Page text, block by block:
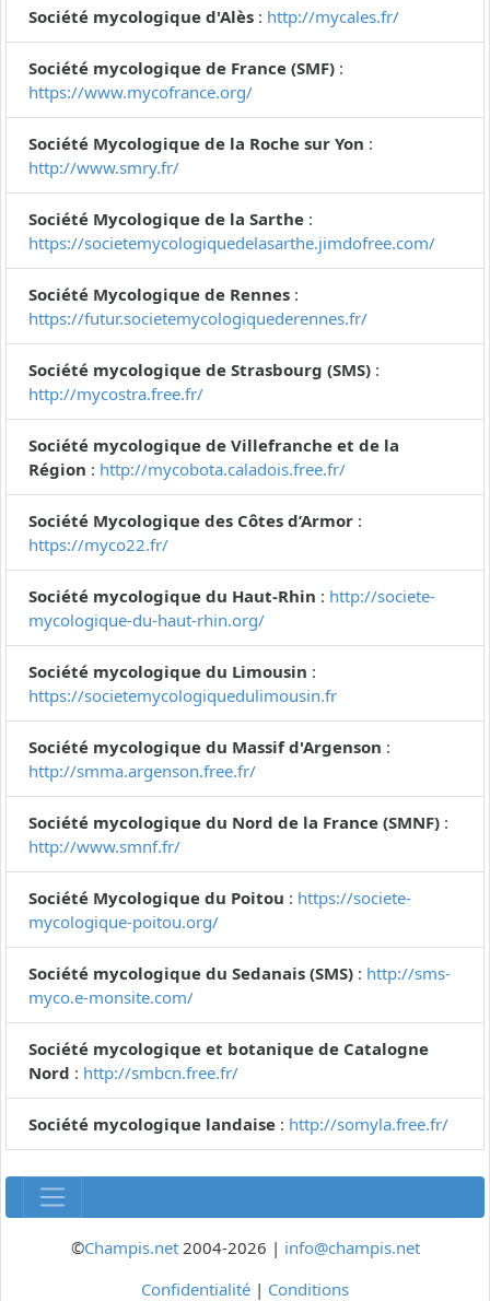
Société mycologique d'Alès : http://mycales.fr/
Société mycologique de France (SMF) :
https://www.mycofrance.org/
Société Mycologique de la Roche sur Yon :
http://www.smry.fr/
Société Mycologique de la Sarthe :
https://societemycologiquedelasarthe.jimdofree.com/
Société Mycologique de Rennes :
https://futur.societemycologiquederennes.fr/
Société mycologique de Strasbourg (SMS) :
http://mycostra.free.fr/
Société mycologique de Villefranche et de la
Région : http://mycobota.caladois.free.fr/
Société Mycologique des Côtes d’Armor :
https://myco22.fr/
Société mycologique du Haut-Rhin : http://societe-
mycologique-du-haut-rhin.org/
Société mycologique du Limousin :
https://societemycologiquedulimousin.fr
Société mycologique du Massif d'Argenson :
http://smma.argenson.free.fr/
Société mycologique du Nord de la France (SMNF) :
http://www.smnf.fr/
Société Mycologique du Poitou : https://societe-
mycologique-poitou.org/
Société mycologique du Sedanais (SMS) : http://sms-
myco.e-monsite.com/
Société mycologique et botanique de Catalogne
Nord : http://smbcn.free.fr/
Société mycologique landaise : http://somyla.free.fr/
©Champis.net2004-2026 | info@champis.net
Confidentialité | Conditions